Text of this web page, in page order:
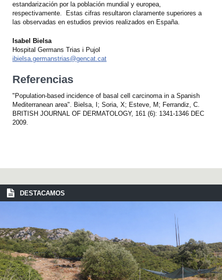
estandarización por la población mundial y europea,
respectivamente. Estas cifras resultaron claramente superiores a
las observadas en estudios previos realizados en España.
Isabel Bielsa
Hospital Germans Trias i Pujol
ibielsa.germanstrias@gencat.cat
Referencias
"Population-based incidence of basal cell carcinoma in a Spanish
Mediterranean area". Bielsa, I; Soria, X; Esteve, M; Ferrandiz, C.
BRITISH JOURNAL OF DERMATOLOGY, 161 (6): 1341-1346 DEC
2009.
DESTACAMOS